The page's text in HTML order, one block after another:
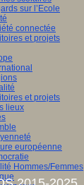
sur l’Ecole
connectée
et projets
et projets
lieux
européenne
Hommes/Femmes